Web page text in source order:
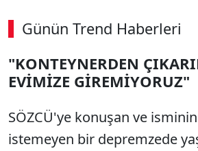
Günün Trend Haberleri
00:02 / 03:53
"KONTEYNERDEN
EVİMİZE GİREMİYORUZ"
SÖZCÜ'ye konuşan ve isminin
istemeyen bir depremzede